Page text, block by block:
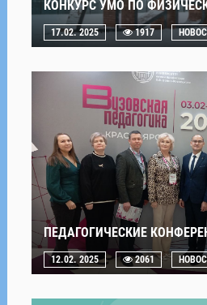
КОНКУРС УМО ПО
17.02. 2025 1917
ПЕДАГОГИЧЕСКИЕ
12.02. 2025 2061